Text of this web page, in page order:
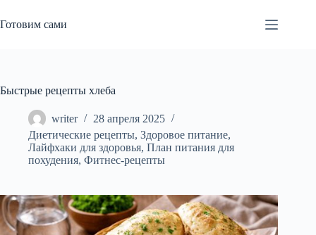
к
сути
Готовим сами
Быстрые рецепты хлеба
writer
28 апреля 2025
Диетические рецепты, Здоровое питание,
Лайфхаки для здоровья, План питания для
похудения, Фитнес-рецепты